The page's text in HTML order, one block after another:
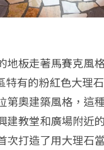
地板走著馬賽克風
特有的粉紅色大理
第奧建築風格，這
建教堂和廣場附近
次打造了用大理石